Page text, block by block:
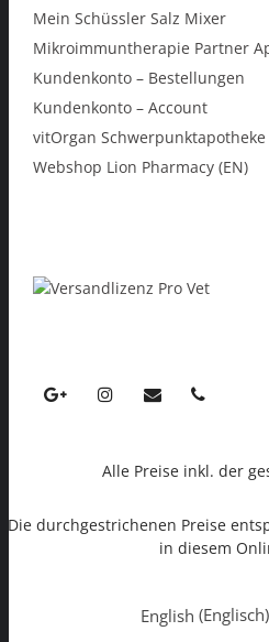
Mein Schüssler Salz Mixer
Mikroimmuntherapie Partner
Kundenkonto – Bestellungen
Kundenkonto – Account
vitOrgan Schwerpunktapotheke
Webshop Lion Pharmacy (EN)
Alle Preise inkl. der
Die durchgestrichenen Preise
in diesem
English (Englisch)